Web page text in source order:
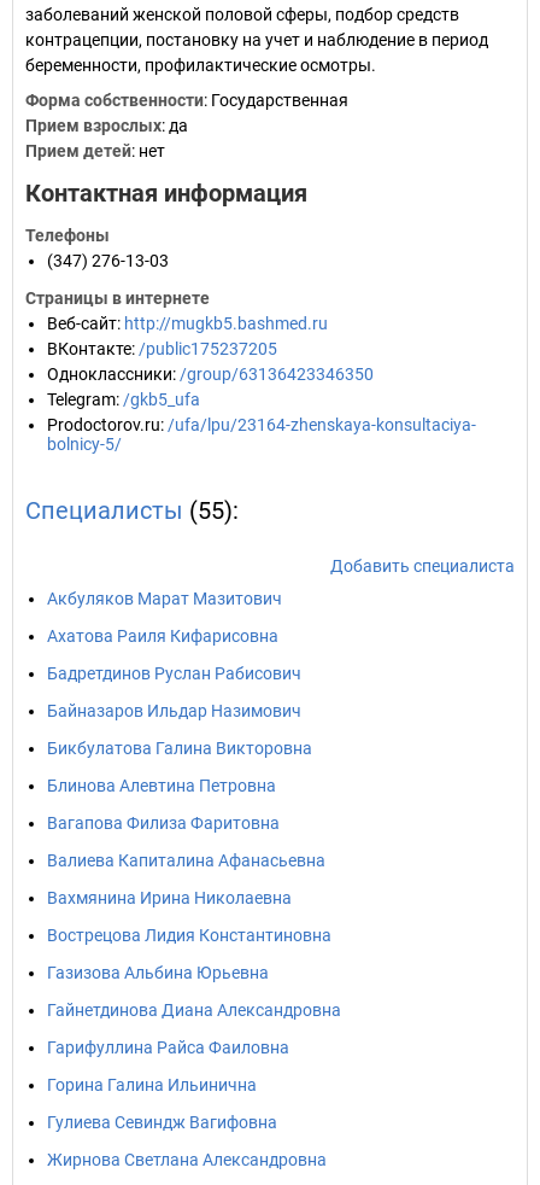
заболеваний женской половой сферы, подбор средств
контрацепции, постановку на учет и наблюдение в период
беременности, профилактические осмотры.
Форма собственности: Государственная
Прием взрослых: да
Прием детей: нет
Контактная информация
Телефоны
(347) 276-13-03
Страницы в интернете
Веб-сайт: http://mugkb5.bashmed.ru
ВКонтакте: /public175237205
Одноклассники: /group/63136423346350
Telegram: /gkb5_ufa
Prodoctorov.ru: /ufa/lpu/23164-zhenskaya-konsultaciya-
bolnicy-5/
Специалисты (55):
Добавить специалиста
Акбуляков Марат Мазитович
Ахатова Раиля Кифарисовна
Бадретдинов Руслан Рабисович
Байназаров Ильдар Назимович
Бикбулатова Галина Викторовна
Блинова Алевтина Петровна
Вагапова Филиза Фаритовна
Валиева Капиталина Афанасьевна
Вахмянина Ирина Николаевна
Вострецова Лидия Константиновна
Газизова Альбина Юрьевна
Гайнетдинова Диана Александровна
Гарифуллина Райса Фаиловна
Горина Галина Ильинична
Гулиева Севиндж Вагифовна
Жирнова Светлана Александровна